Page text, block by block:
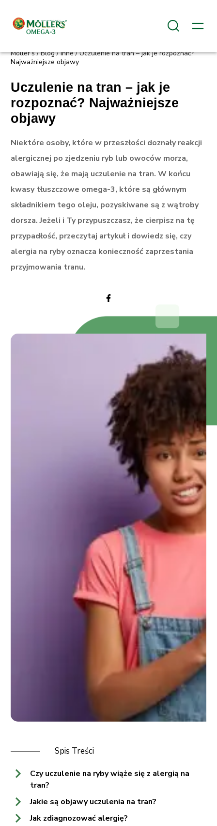
Möller’s/Blog/Inne/Uczulenie na tran – jak je rozpoznać?
Najważniejsze objawy
Uczulenie na tran – jak je
rozpoznać? Najważniejsze
objawy
Niektóre osoby, które w przeszłości doznały reakcji
alergicznej po zjedzeniu ryb lub owoców morza,
obawiają się, że mają uczulenie na tran. W końcu
kwasy tłuszczowe omega-3, które są głównym
składnikiem tego oleju, pozyskiwane są z wątroby
dorsza. Jeżeli i Ty przypuszczasz, że cierpisz na tę
przypadłość, przeczytaj artykuł i dowiedz się, czy
alergia na ryby oznacza konieczność zaprzestania
przyjmowania tranu.
Spis Treści
Czy uczulenie na ryby wiąże się z alergią na
tran?
Jakie są objawy uczulenia na tran?
Jak zdiagnozować alergię?
Najczęściej wyszukiwane
Blog
Ciąża i karmienie
Kości i stawy
Kwasy tłuszczowe Omega 3
Odporność
Witaminy i minerały
Zalety tranu
Zdrowie dziecka